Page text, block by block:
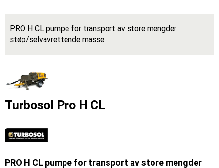
PRO H CL pumpe for transport av store mengder
støp/selvavrettende masse
Turbosol Pro H CL
PRO H CL pumpe for transport av store mengder